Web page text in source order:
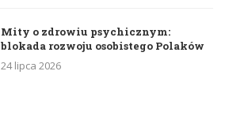
Mity o zdrowiu psychicznym:
blokada rozwoju osobistego Polaków
24 lipca 2026